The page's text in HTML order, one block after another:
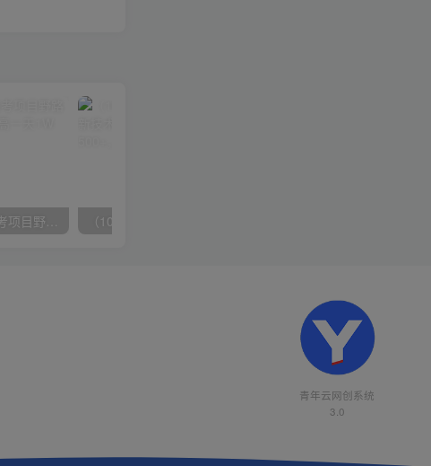
（10150期）2024高考项目野路子玩法，无限裂变，最高一天1W＋！
青年云网创系统
3.0